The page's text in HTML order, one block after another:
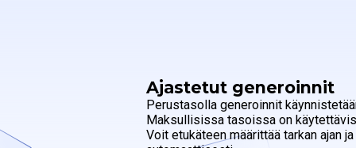
Ajastetut generoinnit
Perustasolla generoinnit
Maksullisissa tasoissa on
Voit etukäteen määrittää tarkan ajan